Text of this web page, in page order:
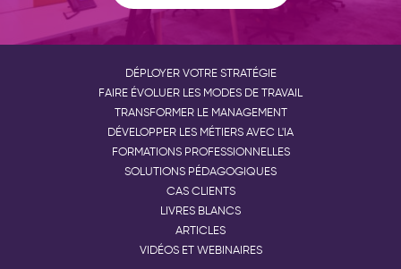
DÉPLOYER VOTRE STRATÉGIE
FAIRE ÉVOLUER LES MODES DE TRAVAIL
TRANSFORMER LE MANAGEMENT
DÉVELOPPER LES MÉTIERS AVEC L'IA
FORMATIONS PROFESSIONNELLES
SOLUTIONS PÉDAGOGIQUES
CAS CLIENTS
LIVRES BLANCS
ARTICLES
VIDÉOS ET WEBINAIRES